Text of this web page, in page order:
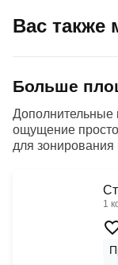
Вас также
Больше
Дополнительные
ощущение
для
1